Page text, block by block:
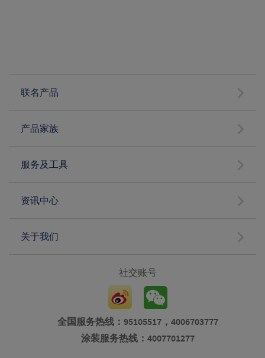
联名产品
产品家族
服务及工具
资讯中心
关于我们
社交账号
全国服务热线：95105517，4006703777
涂装服务热线：4007701277